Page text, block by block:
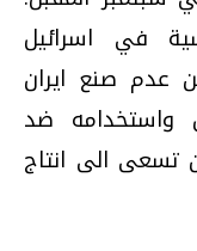
في اسرائيل
عدم صنع ايران
واستخدامه ضد
تسعى الى انتاج